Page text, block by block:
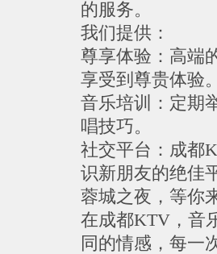
的服务。
我们提供：
尊享体验：高端
享受到尊贵体验
音乐培训：定期
唱技巧。
社交平台：成都
识新朋友的绝佳
蓉城之夜，等你
在成都KTV，音
同的情感，每一